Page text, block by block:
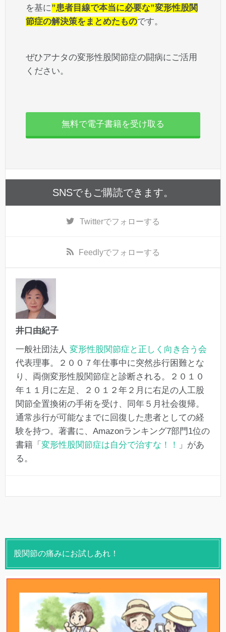
を基に”患者目線で本当に必要な”変形性股関
節症の解決策をまとめたものです。
ぜひアナタの変形性股関節症の闘病にご活用
ください。
無料で電子書籍を受け取る
SNSでもご購読できます。
Twitterでフォローする
Feedlyでフォローする
井口由紀子
一般社団法人 変形性股関節症と正しく向き合う会
代表理事。２００７年仕事中に突然歩行困難とな
り、両側変形性股関節症と診断される。２０１０
年１１月に左足、２０１２年２月に右足の人工股
関節全置換術の手術を受け、同年５月社会復帰。
通常歩行が可能なまでに回復した患者としての経
験を持つ。著書に、Amazonランキング7部門1位の
書籍「 変形性股関節症は自分で治すな！！
」があ
る。
股関節の痛みにお試しあれ！